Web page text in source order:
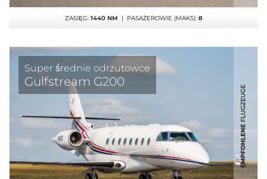
ZASIĘG: 1440 NM | PASAŻEROWIE (MAKS): 8
Super średnie odrzutowce
Gulfstream G200